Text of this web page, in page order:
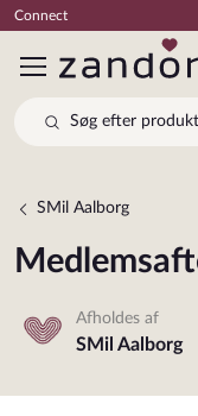
Connect
Søg efter
SMil Aalborg
Afholdes af
SMil Aalborg